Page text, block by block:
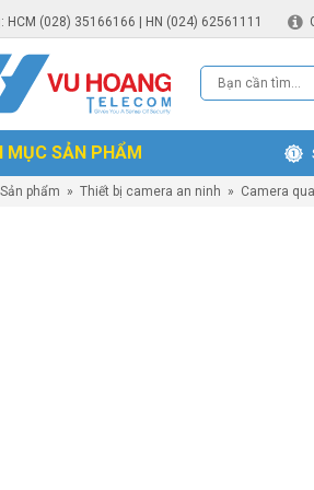
HCM (028) 35166166 | HN (024) 62561111
MỤC SẢN PHẨM
Sản phẩm » Thiết bị camera an ninh » Camera